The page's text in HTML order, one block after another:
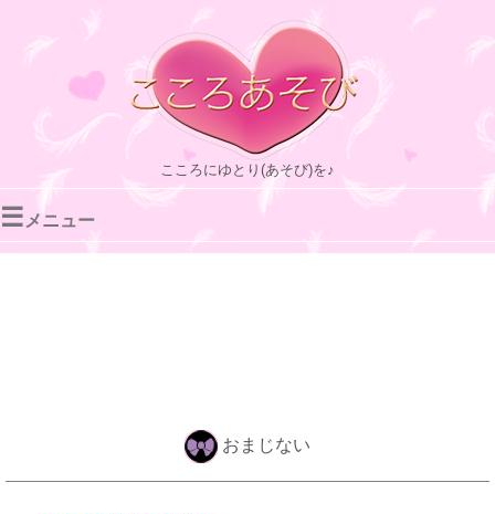
こころにゆとり(あそび)を♪
☰ メニュー
おまじない